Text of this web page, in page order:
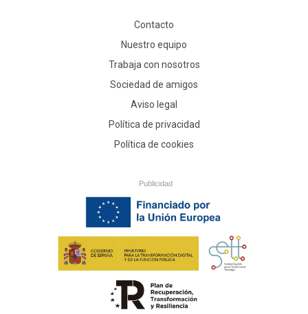
Contacto
Nuestro equipo
Trabaja con nosotros
Sociedad de amigos
Aviso legal
Política de privacidad
Política de cookies
Publicidad